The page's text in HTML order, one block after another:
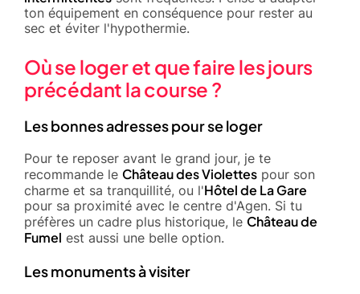
ton équipement en conséquence pour rester au
sec et éviter l'hypothermie.
Où se loger et que faire les jours
précédant la course ?
Les bonnes adresses pour se loger
Pour te reposer avant le grand jour, je te
recommande le Château des Violettes pour son
charme et sa tranquillité, ou l'Hôtel de La Gare
pour sa proximité avec le centre d'Agen. Si tu
préfères un cadre plus historique, le Château de
Fumel est aussi une belle option.
Les monuments à visiter